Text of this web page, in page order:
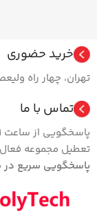
خرید حضوری
تهران، چهار راه
تماس با ما
تعطیل مجموعه
پاسخگویی سریع در